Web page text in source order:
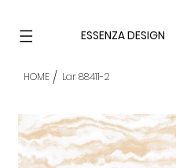
ESSENZA DESIGN
HOME / Lar 88411-2